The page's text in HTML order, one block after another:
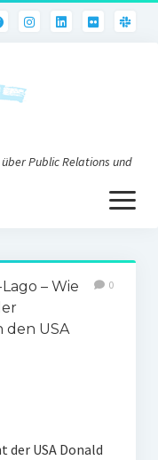
Public Relations und
Menü
öffnen
– Wie
den USA
0
der USA Donald